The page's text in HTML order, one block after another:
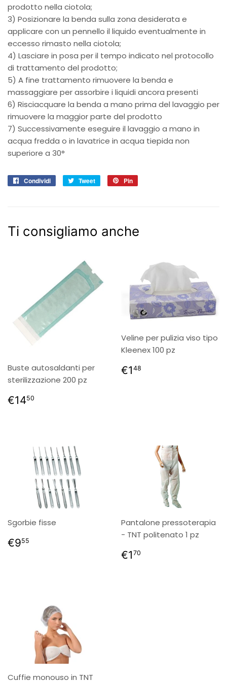
prodotto nella ciotola;
3) Posizionare la benda sulla zona desiderata e
applicare con un pennello il liquido eventualmente in
eccesso rimasto nella ciotola;
4) Lasciare in posa per il tempo indicato nel protocollo
di trattamento del prodotto;
5) A fine trattamento rimuovere la benda e
massaggiare per assorbire i liquidi ancora presenti
6) Risciacquare la benda a mano prima del lavaggio per
rimuovere la maggior parte del prodotto
7) Successivamente eseguire il lavaggio a mano in
acqua fredda o in lavatrice in acqua tiepida non
superiore a 30°
Condividi
CondividiTweet
Twitta
Pin
Ti consigliamo anche
Buste autosaldanti per
sterilizzazione 200 pz
Prezzo
€1450
Veline per pulizia viso tipo
Kleenex 100 pz
Prezzo
€1 48
Sgorbie fisse
Prezzo
€955
Pantalone pressoterapia
- TNT politenato 1 pz
Prezzo
€1 70
Cuffie monouso in TNT